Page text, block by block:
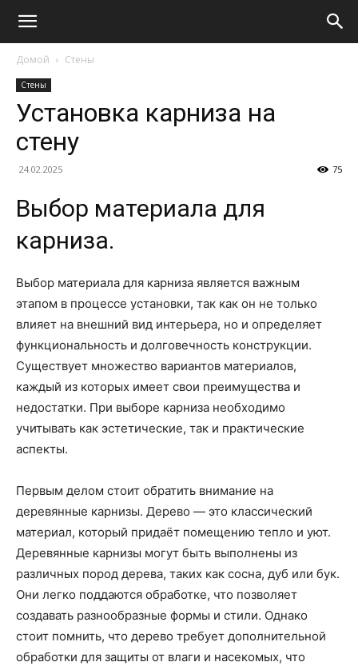
Домой Стены
Стены
Установка карниза на
стену
24.02.2025 75
Выбор материала для
карниза.
Выбор материала для карниза является важным
этапом в процессе установки, так как он не только
влияет на внешний вид интерьера, но и определяет
функциональность и долговечность конструкции.
Существует множество вариантов материалов,
каждый из которых имеет свои преимущества и
недостатки. При выборе карниза необходимо
учитывать как эстетические, так и практические
аспекты.
Первым делом стоит обратить внимание на
деревянные карнизы. Дерево — это классический
материал, который придаёт помещению тепло и уют.
Деревянные карнизы могут быть выполнены из
различных пород дерева, таких как сосна, дуб или бук.
Они легко поддаются обработке, что позволяет
создавать разнообразные формы и стили. Однако
стоит помнить, что дерево требует дополнительной
обработки для защиты от влаги и насекомых, что